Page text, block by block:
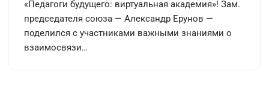
«Педагоги будущего: виртуальная академия»! Зам.
председателя союза — Александр Ерунов —
поделился с участниками важными знаниями о
взаимосвязи…